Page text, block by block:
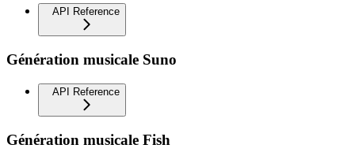
API Reference
Génération musicale Suno
API Reference
Génération musicale Fish